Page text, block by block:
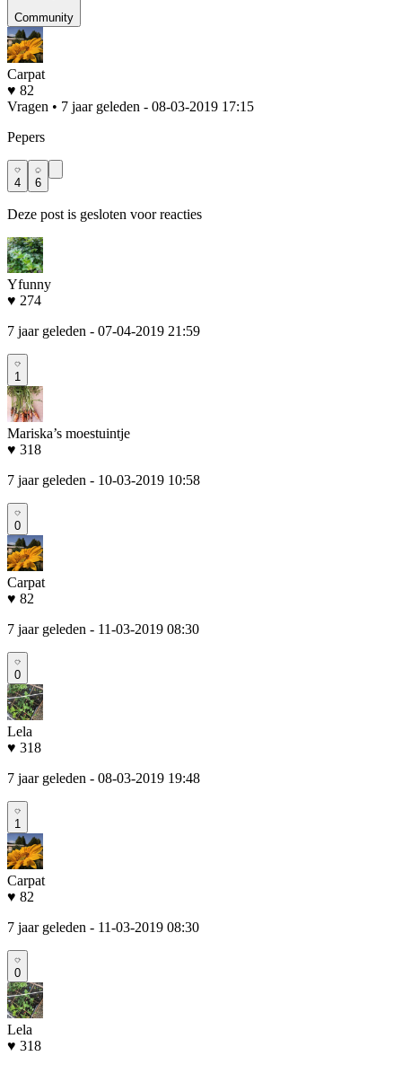
Community
Carpat
♥ 82
Vragen • 7 jaar geleden - 08-03-2019 17:15
Pepers
4 6
Deze post is gesloten voor reacties
Yfunny
♥ 274
7 jaar geleden - 07-04-2019 21:59
1
Mariska’s moestuintje
♥ 318
7 jaar geleden - 10-03-2019 10:58
0
Carpat
♥ 82
7 jaar geleden - 11-03-2019 08:30
0
Lela
♥ 318
7 jaar geleden - 08-03-2019 19:48
1
Carpat
♥ 82
7 jaar geleden - 11-03-2019 08:30
0
Lela
♥ 318